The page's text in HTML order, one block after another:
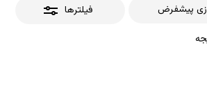
فیلترها
پیشفرض